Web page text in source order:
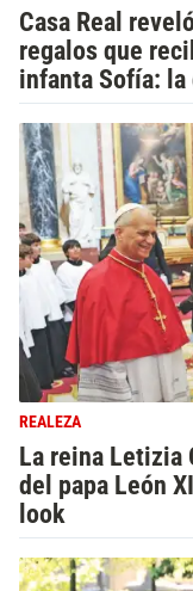
Casa Real
regalos que
infanta Sofía:
REALEZA
La reina Letizia
del papa León
look